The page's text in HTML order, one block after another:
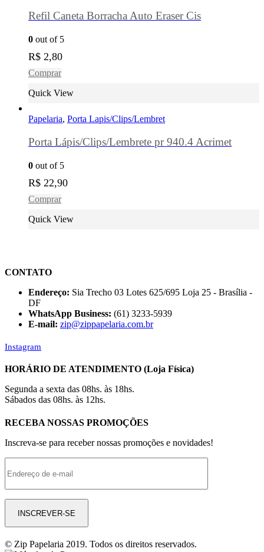
Refil Caneta Borracha Auto Eraser Cis
0 out of 5
R$ 2,80
Comprar
Quick View
Papelaria, Porta Lapis/Clips/Lembret
Porta Lápis/Clips/Lembrete pr 940.4 Acrimet
0 out of 5
R$ 22,90
Comprar
Quick View
CONTATO
Endereço: Sia Trecho 03 Lotes 625/695 Loja 25 - Brasília -
DF
WhatsApp Business: (61) 3233-5939
E-mail: zip@zippapelaria.com.br
Instagram
HORÁRIO DE ATENDIMENTO (Loja Física)
Segunda a sexta das 08hs. às 18hs.
Sábados das 08hs. às 12hs.
RECEBA NOSSAS PROMOÇÕES
Inscreva-se para receber nossas promoções e novidades!
© Zip Papelaria 2019. Todos os direitos reservados.